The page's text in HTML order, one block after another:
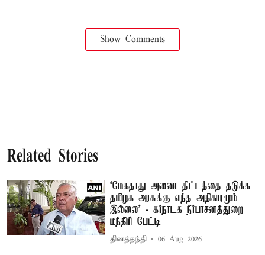
Show Comments
Related Stories
‘மேகதாது அணை திட்டத்தை தடுக்க
தமிழக அரசுக்கு எந்த அதிகாரமும்
இல்லை’ - கர்நாடக நீர்பாசனத்துறை
மந்திரி பேட்டி
தினத்தந்தி 06 Aug 2026